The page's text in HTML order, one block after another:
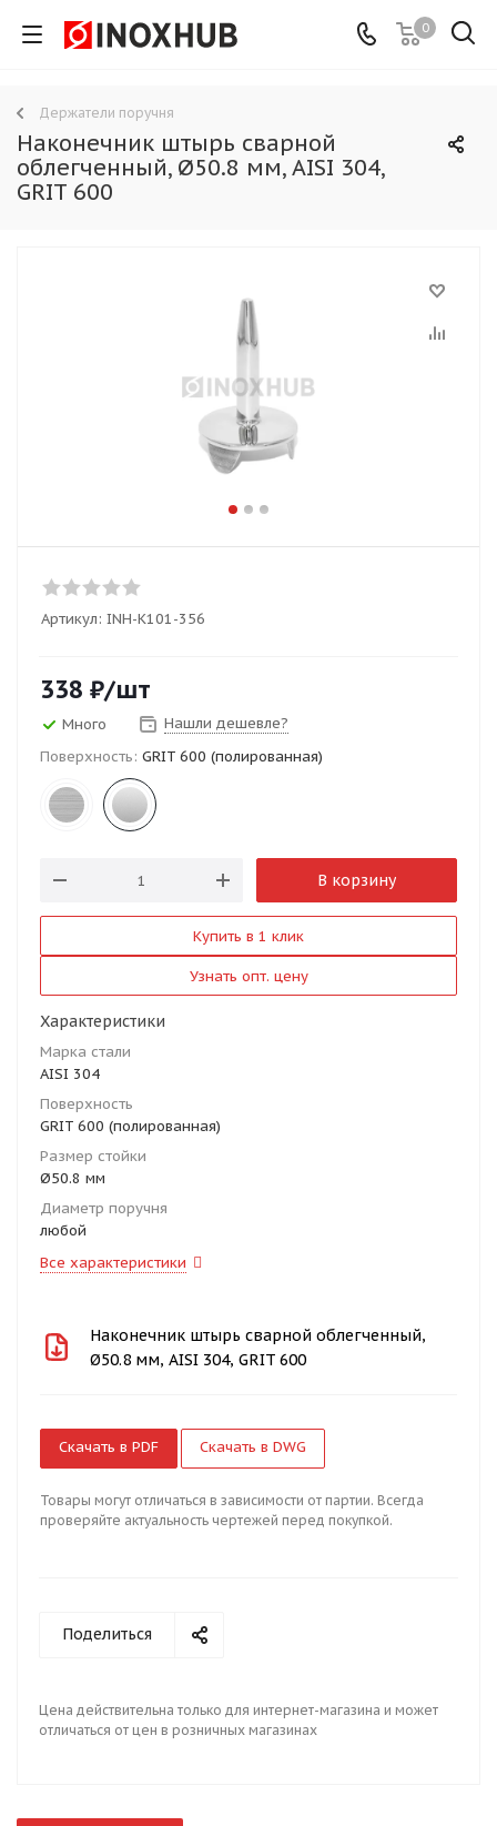
0
Держатели поручня
Наконечник штырь сварной
облегченный, Ø50.8 мм, AISI 304,
GRIT 600
Артикул: INH-K101-356
338 ₽/шт
Много
Нашли дешевле?
Поверхность: GRIT 600 (полированная)
В корзину
Купить в 1 клик
Узнать опт. цену
Характеристики
Марка стали
AISI 304
Поверхность
GRIT 600 (полированная)
Размер стойки
Ø50.8 мм
Диаметр поручня
любой
Все характеристики
Наконечник штырь сварной облегченный,
Ø50.8 мм, AISI 304, GRIT 600
Скачать в PDF Скачать в DWG
Товары могут отличаться в зависимости от партии. Всегда
проверяйте актуальность чертежей перед покупкой.
Поделиться
Цена действительна только для интернет-магазина и может
отличаться от цен в розничных магазинах